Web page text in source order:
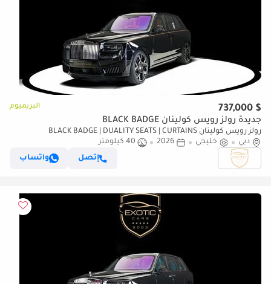
$ 737,000 البريميوم
جديدة رولز رويس كولينان BLACK BADGE
رولز رويس كولينان BLACK BADGE | DUALITY SEATS | CURTAINS
دبي
خليجي 2026
40 كيلومتر
إتصل
واتساب